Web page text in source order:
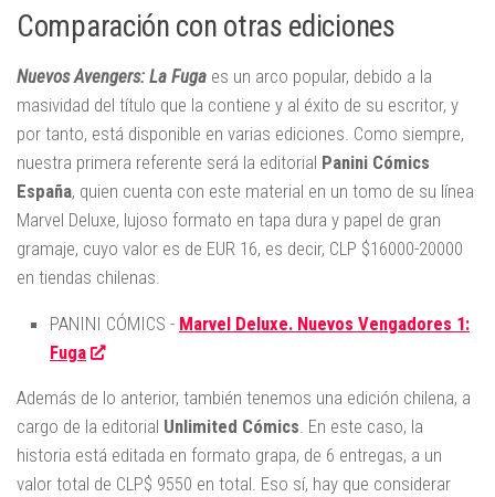
Comparación con otras ediciones
Nuevos Avengers: La Fuga es un arco popular, debido a la
masividad del título que la contiene y al éxito de su escritor, y
por tanto, está disponible en varias ediciones. Como siempre,
nuestra primera referente será la editorial Panini Cómics
España, quien cuenta con este material en un tomo de su línea
Marvel Deluxe, lujoso formato en tapa dura y papel de gran
gramaje, cuyo valor es de EUR 16, es decir, CLP $16000-20000
en tiendas chilenas.
PANINI CÓMICS - Marvel Deluxe. Nuevos Vengadores 1:
Fuga
Además de lo anterior, también tenemos una edición chilena, a
cargo de la editorial Unlimited Cómics. En este caso, la
historia está editada en formato grapa, de 6 entregas, a un
valor total de CLP$ 9550 en total. Eso sí, hay que considerar